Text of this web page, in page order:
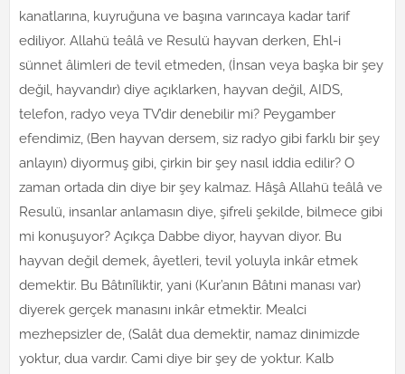
kanatlarına, kuyruğuna ve başına varıncaya kadar tarif
ediliyor. Allahü teâlâ ve Resulü hayvan derken, Ehl-i
sünnet âlimleri de tevil etmeden, (İnsan veya başka bir şey
değil, hayvandır) diye açıklarken, hayvan değil, AIDS,
telefon, radyo veya TV’dir denebilir mi? Peygamber
efendimiz, (Ben hayvan dersem, siz radyo gibi farklı bir şey
anlayın) diyormuş gibi, çirkin bir şey nasıl iddia edilir? O
zaman ortada din diye bir şey kalmaz. Hâşâ Allahü teâlâ ve
Resulü, insanlar anlamasın diye, şifreli şekilde, bilmece gibi
mi konuşuyor? Açıkça Dabbe diyor, hayvan diyor. Bu
hayvan değil demek, âyetleri, tevil yoluyla inkâr etmek
demektir. Bu Bâtınîliktir, yani (Kur’anın Bâtıni manası var)
diyerek gerçek manasını inkâr etmektir. Mealci
mezhepsizler de, (Salât dua demektir, namaz dinimizde
yoktur, dua vardır. Cami diye bir şey de yoktur. Kalb